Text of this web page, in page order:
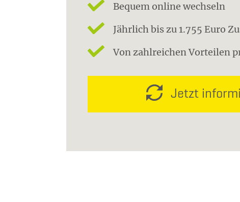
Bequem online wechseln
Jährlich bis zu 1.755 Euro
Von zahlreichen Vorteilen
Jetzt